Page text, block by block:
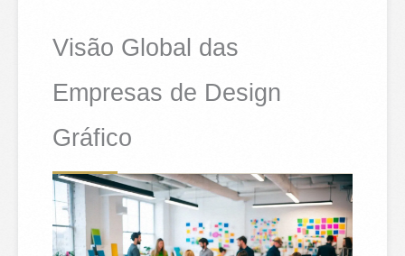
Visão Global das
Empresas de Design
Gráfico